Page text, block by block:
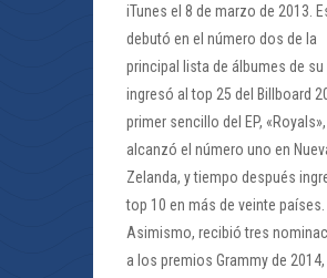
iTunes el 8 de marzo de 2013.
debutó en el número dos de la
principal lista de álbumes de su
ingresó al top 25 del Billboard
primer sencillo del EP, «Royals»,
alcanzó el número uno en
Zelanda, y tiempo después
top 10 en más de veinte países.
Asimismo, recibió tres
a los premios Grammy de